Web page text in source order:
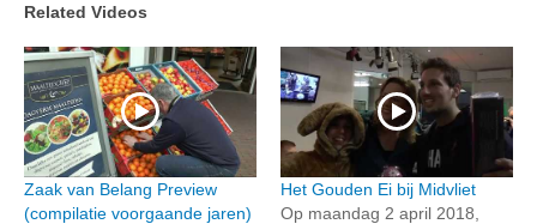
Related Videos
Zaak van Belang Preview
(compilatie voorgaande jaren)
Het Gouden Ei bij Midvliet
Op maandag 2 april 2018,